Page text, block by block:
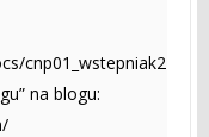
cnp01_wstepniak2
na blogu: